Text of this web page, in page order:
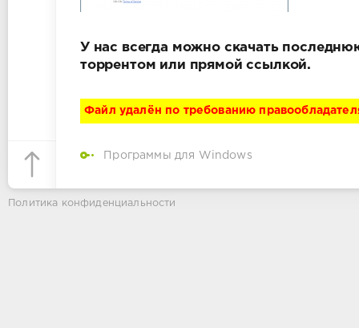
У нас всегда можно скачать
торрентом или прямой ссылкой.
Файл удалён по требованию
Программы для Windows
Политика конфиденциальности